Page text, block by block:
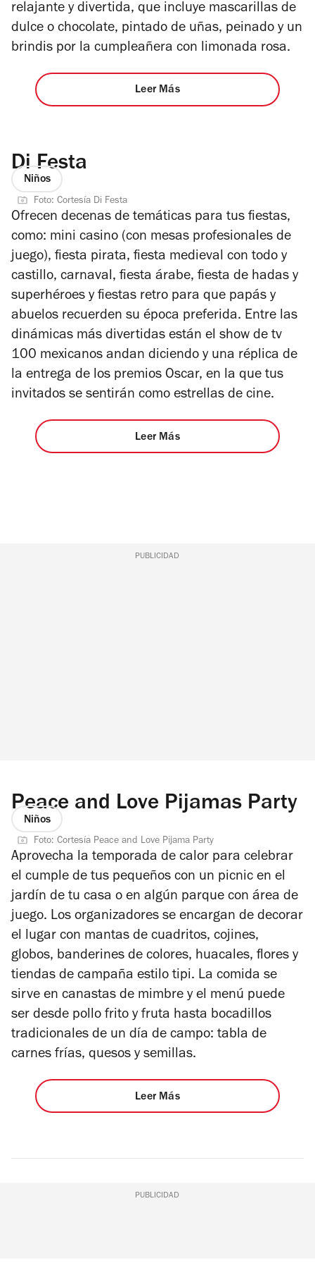
relajante y divertida, que incluye mascarillas de
dulce o chocolate, pintado de uñas, peinado y un
brindis por la cumpleañera con limonada rosa.
Leer Más
Di Festa
Niños
Foto: Cortesía Di Festa
Ofrecen decenas de temáticas para tus fiestas,
como: mini casino (con mesas profesionales de
juego), fiesta pirata, fiesta medieval con todo y
castillo, carnaval, fiesta árabe, fiesta de hadas y
superhéroes y fiestas retro para que papás y
abuelos recuerden su época preferida. Entre las
dinámicas más divertidas están el show de tv
100 mexicanos andan diciendo y una réplica de
la entrega de los premios Oscar, en la que tus
invitados se sentirán como estrellas de cine.
Leer Más
PUBLICIDAD
Peace and Love Pijamas Party
Niños
Foto: Cortesía Peace and Love Pijama Party
Aprovecha la temporada de calor para celebrar
el cumple de tus pequeños con un picnic en el
jardín de tu casa o en algún parque con área de
juego. Los organizadores se encargan de decorar
el lugar con mantas de cuadritos, cojines,
globos, banderines de colores, huacales, flores y
tiendas de campaña estilo tipi. La comida se
sirve en canastas de mimbre y el menú puede
ser desde pollo frito y fruta hasta bocadillos
tradicionales de un día de campo: tabla de
carnes frías, quesos y semillas.
Leer Más
PUBLICIDAD